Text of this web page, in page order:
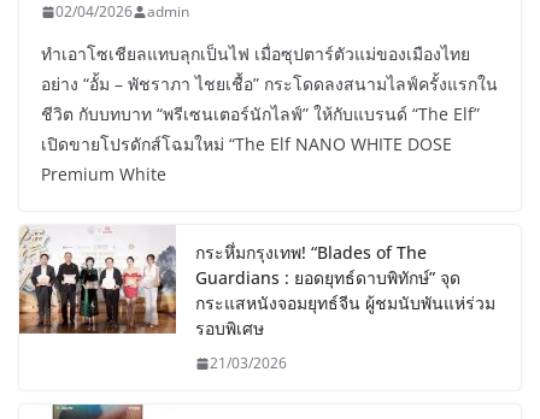
02/04/2026 admin
ทำเอาโซเชียลแทบลุกเป็นไฟ เมื่อซุปตาร์ตัวแม่ของเมืองไทย
อย่าง “อั้ม – พัชราภา ไชยเชื้อ” กระโดดลงสนามไลฟ์ครั้งแรกใน
ชีวิต กับบทบาท “พรีเซนเตอร์นักไลฟ์” ให้กับแบรนด์ “The Elf”
เปิดขายโปรดักส์โฉมใหม่ “The Elf NANO WHITE DOSE
Premium White
กระหึ่มกรุงเทพ! “Blades of The
Guardians : ยอดยุทธ์ดาบพิทักษ์” จุด
กระแสหนังจอมยุทธ์จีน ผู้ชมนับพันแห่ร่วม
รอบพิเศษ
21/03/2026